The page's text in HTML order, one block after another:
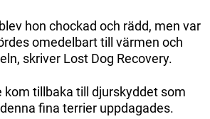
hon chockad och rädd, men var
omedelbart till värmen och
skriver Lost Dog Recovery.
kom tillbaka till djurskyddet som
fina terrier uppdagades.